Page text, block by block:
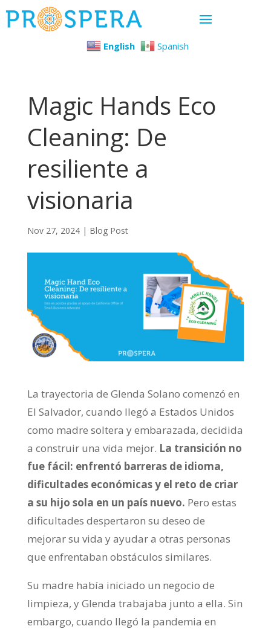
English Spanish
Magic Hands Eco
Cleaning: De
resiliente a
visionaria
Nov 27, 2024| Blog Post
La trayectoria de Glenda Solano comenzó en
El Salvador, cuando llegó a Estados Unidos
como madre soltera y embarazada, decidida
a construir una vida mejor. La transición no
fue fácil: enfrentó barreras de idioma,
dificultades económicas y el reto de criar
a su hijo sola en un país nuevo. Pero estas
dificultades despertaron su deseo de
mejorar su vida y ayudar a otras personas
que enfrentaban obstáculos similares.
Su madre había iniciado un negocio de
limpieza, y Glenda trabajaba junto a ella. Sin
embargo, cuando llegó la pandemia en